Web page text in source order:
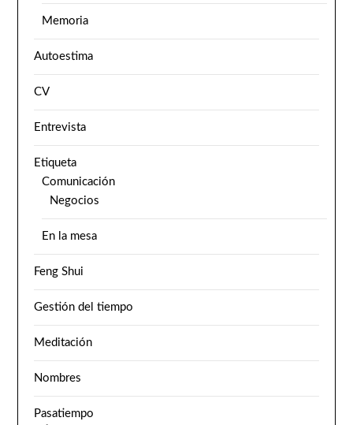
Memoria
Autoestima
CV
Entrevista
Etiqueta
Comunicación
Negocios
En la mesa
Feng Shui
Gestión del tiempo
Meditación
Nombres
Pasatiempo